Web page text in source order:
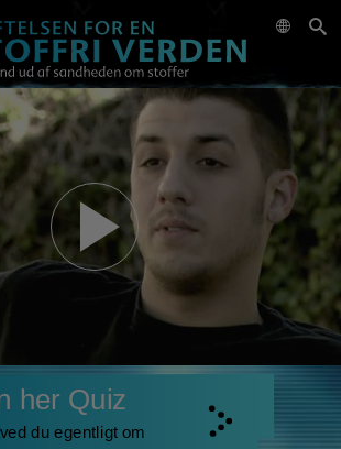
her Quiz
du egentligt om